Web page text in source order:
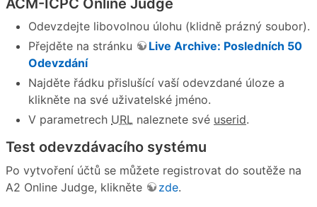
Odevzdejte libovolnou úlohu (klidně prázný soubor).
Přejděte na stránku
Live Archive: Posledních 50
Odevzdání
Najděte řádku přislušící vaší odevzdané úloze a
klikněte na své uživatelské jméno.
V parametrech URL naleznete své userid.
Test odevzdávacího systému
Po vytvoření účtů se můžete registrovat do soutěže na
A2 Online Judge, klikněte
zde.